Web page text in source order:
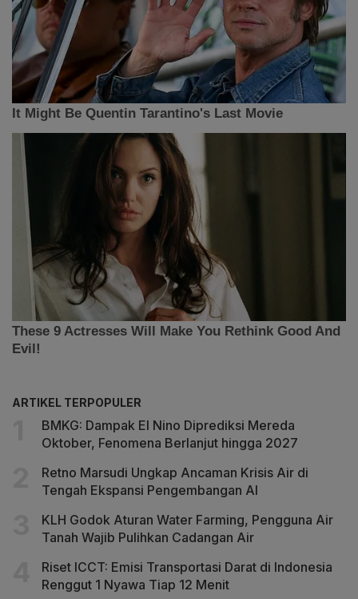
ARTIKEL TERPOPULER
BMKG: Dampak El Nino Diprediksi Mereda
Oktober, Fenomena Berlanjut hingga 2027
Retno Marsudi Ungkap Ancaman Krisis Air di
Tengah Ekspansi Pengembangan AI
KLH Godok Aturan Water Farming, Pengguna Air
Tanah Wajib Pulihkan Cadangan Air
Riset ICCT: Emisi Transportasi Darat di Indonesia
Renggut 1 Nyawa Tiap 12 Menit